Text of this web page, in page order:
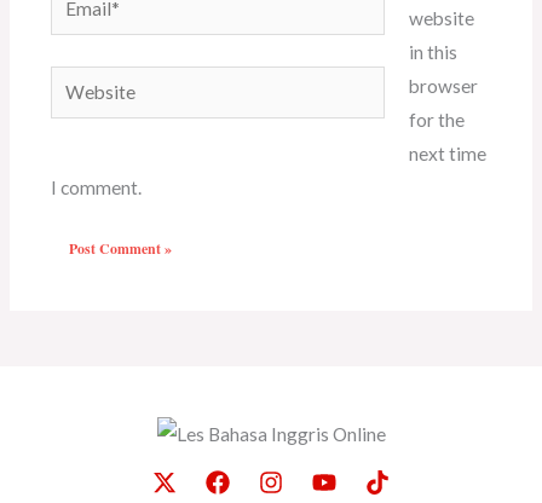
Website
website
in this
browser
for the
next time
I comment.